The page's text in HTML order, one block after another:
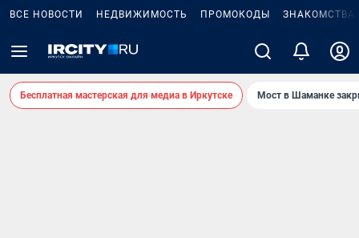
ВСЕ НОВОСТИ НЕДВИЖИМОСТЬ ПРОМОКОДЫ ЗНАКОМСТВА
Бесплатная мастерская для медиа в Иркутске Мост в Шаманке